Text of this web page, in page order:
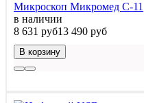
Микроскоп Микромед С-11
в наличии
8 631 руб13 490 руб
В корзину